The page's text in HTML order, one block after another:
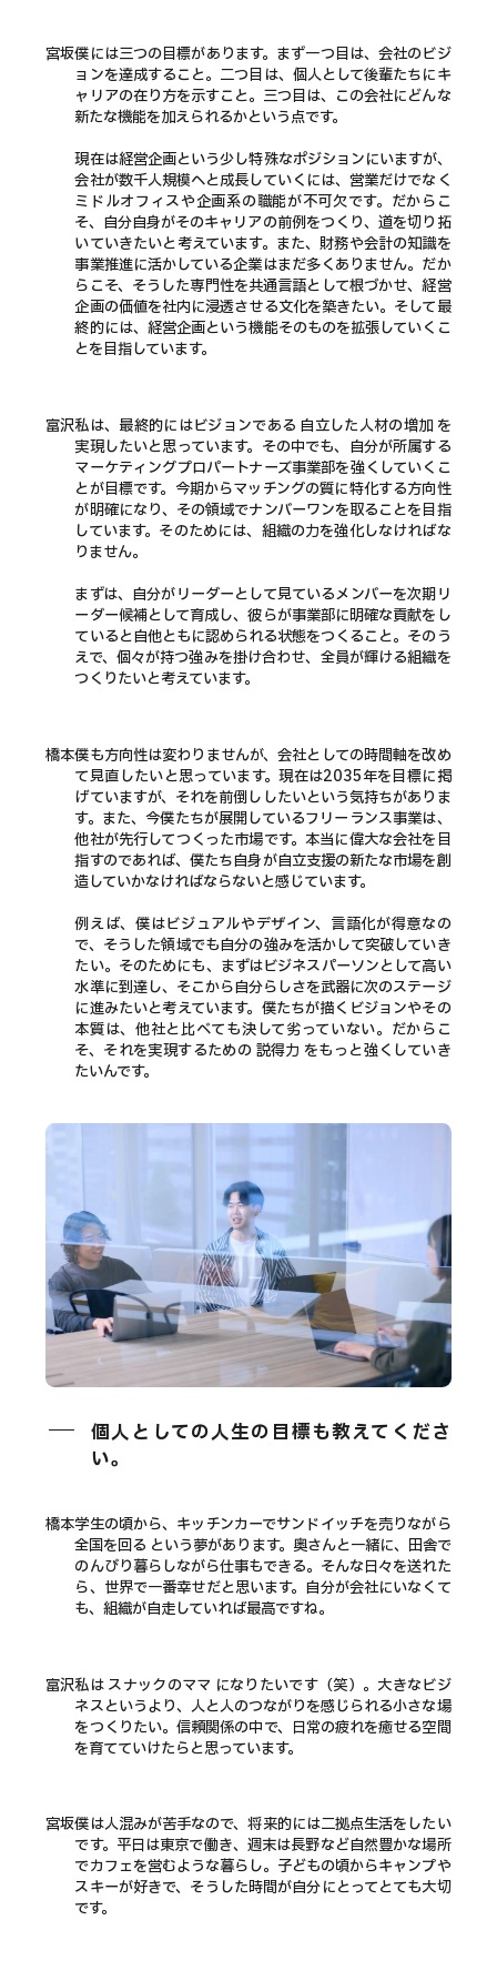
宮坂僕には三つの目標があります。まず一つ目は、会社のビジ
ョンを達成すること。二つ目は、個人として後輩たちにキ
ャリアの在り方を示すこと。三つ目は、この会社にどんな
新たな機能を加えられるかという点です。
現在は経営企画という少し特殊なポジションにいますが、
会社が数千人規模へと成長していくには、営業だけでなく
ミドルオフィスや企画系の職能が不可欠です。だからこ
そ、自分自身がそのキャリアの前例をつくり、道を切り拓
いていきたいと考えています。また、財務や会計の知識を
事業推進に活かしている企業はまだ多くありません。だか
らこそ、そうした専門性を共通言語として根づかせ、経営
企画の価値を社内に浸透させる文化を築きたい。そして最
終的には、経営企画という機能そのものを拡張していくこ
とを目指しています。
富沢私は、最終的にはビジョンである 自立した人材の増加 を
実現したいと思っています。その中でも、自分が所属する
マーケティングプロパートナーズ事業部を強くしていくこ
とが目標です。今期からマッチングの質に特化する方向性
が明確になり、その領域でナンバーワンを取ることを目指
しています。そのためには、組織の力を強化しなければな
りません。
まずは、自分がリーダーとして見ているメンバーを次期リ
ーダー候補として育成し、彼らが事業部に明確な貢献をし
ていると自他ともに認められる状態をつくること。そのう
えで、個々が持つ強みを掛け合わせ、全員が輝ける組織を
つくりたいと考えています。
橋本僕も方向性は変わりませんが、会社としての時間軸を改め
て見直したいと思っています。現在は2035年を目標に掲
げていますが、それを前倒ししたいという気持ちがありま
す。また、今僕たちが展開しているフリーランス事業は、
他社が先行してつくった市場です。本当に偉大な会社を目
指すのであれば、僕たち自身が自立支援の新たな市場を創
造していかなければならないと感じています。
例えば、僕はビジュアルやデザイン、言語化が得意なの
で、そうした領域でも自分の強みを活かして突破していき
たい。そのためにも、まずはビジネスパーソンとして高い
水準に到達し、そこから自分らしさを武器に次のステージ
に進みたいと考えています。僕たちが描くビジョンやその
本質は、他社と比べても決して劣っていない。だからこ
そ、それを実現するための 説得力 をもっと強くしていき
たいんです。
個人としての人生の目標も教えてくださ
い。
橋本学生の頃から、キッチンカーでサンドイッチを売りながら
全国を回る という夢があります。奥さんと一緒に、田舎で
のんびり暮らしながら仕事もできる。そんな日々を送れた
ら、世界で一番幸せだと思います。自分が会社にいなくて
も、組織が自走していれば最高ですね。
富沢私は スナックのママ になりたいです（笑）。大きなビジ
ネスというより、人と人のつながりを感じられる小さな場
をつくりたい。信頼関係の中で、日常の疲れを癒せる空間
を育てていけたらと思っています。
宮坂僕は人混みが苦手なので、将来的には二拠点生活をしたい
です。平日は東京で働き、週末は長野など自然豊かな場所
でカフェを営むような暮らし。子どもの頃からキャンプや
スキーが好きで、そうした時間が自分にとってとても大切
です。